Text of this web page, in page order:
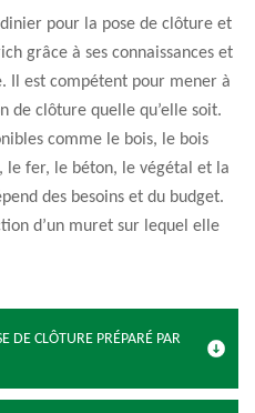
pour la pose de clôture et
grâce à ses connaissances et
Il est compétent pour mener à
de clôture quelle qu’elle soit.
comme le bois, le bois
le fer, le béton, le végétal et la
des besoins et du budget.
d’un muret sur lequel elle
DE CLÔTURE PRÉPARÉ PAR